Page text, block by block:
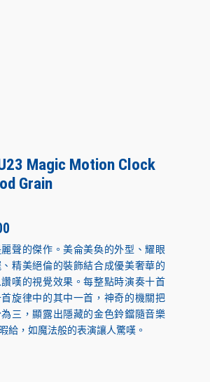
Magic Motion Clock
Grain
麗聲的傑作。美侖美奐的外型、耀眼
精美絕倫的裝飾結合成優美奢華的
嘆的視覺效果。每整點時演奏十首
首旋律中的其中一首，神奇的機關把
三，顯露出隱藏的金色鈴鐺隨音樂
給，如魔法般的表演讓人驚嘆。